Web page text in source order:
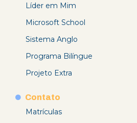
Líder em Mim
Microsoft School
Sistema Anglo
Programa Bilíngue
Projeto Extra
Contato
Matrículas